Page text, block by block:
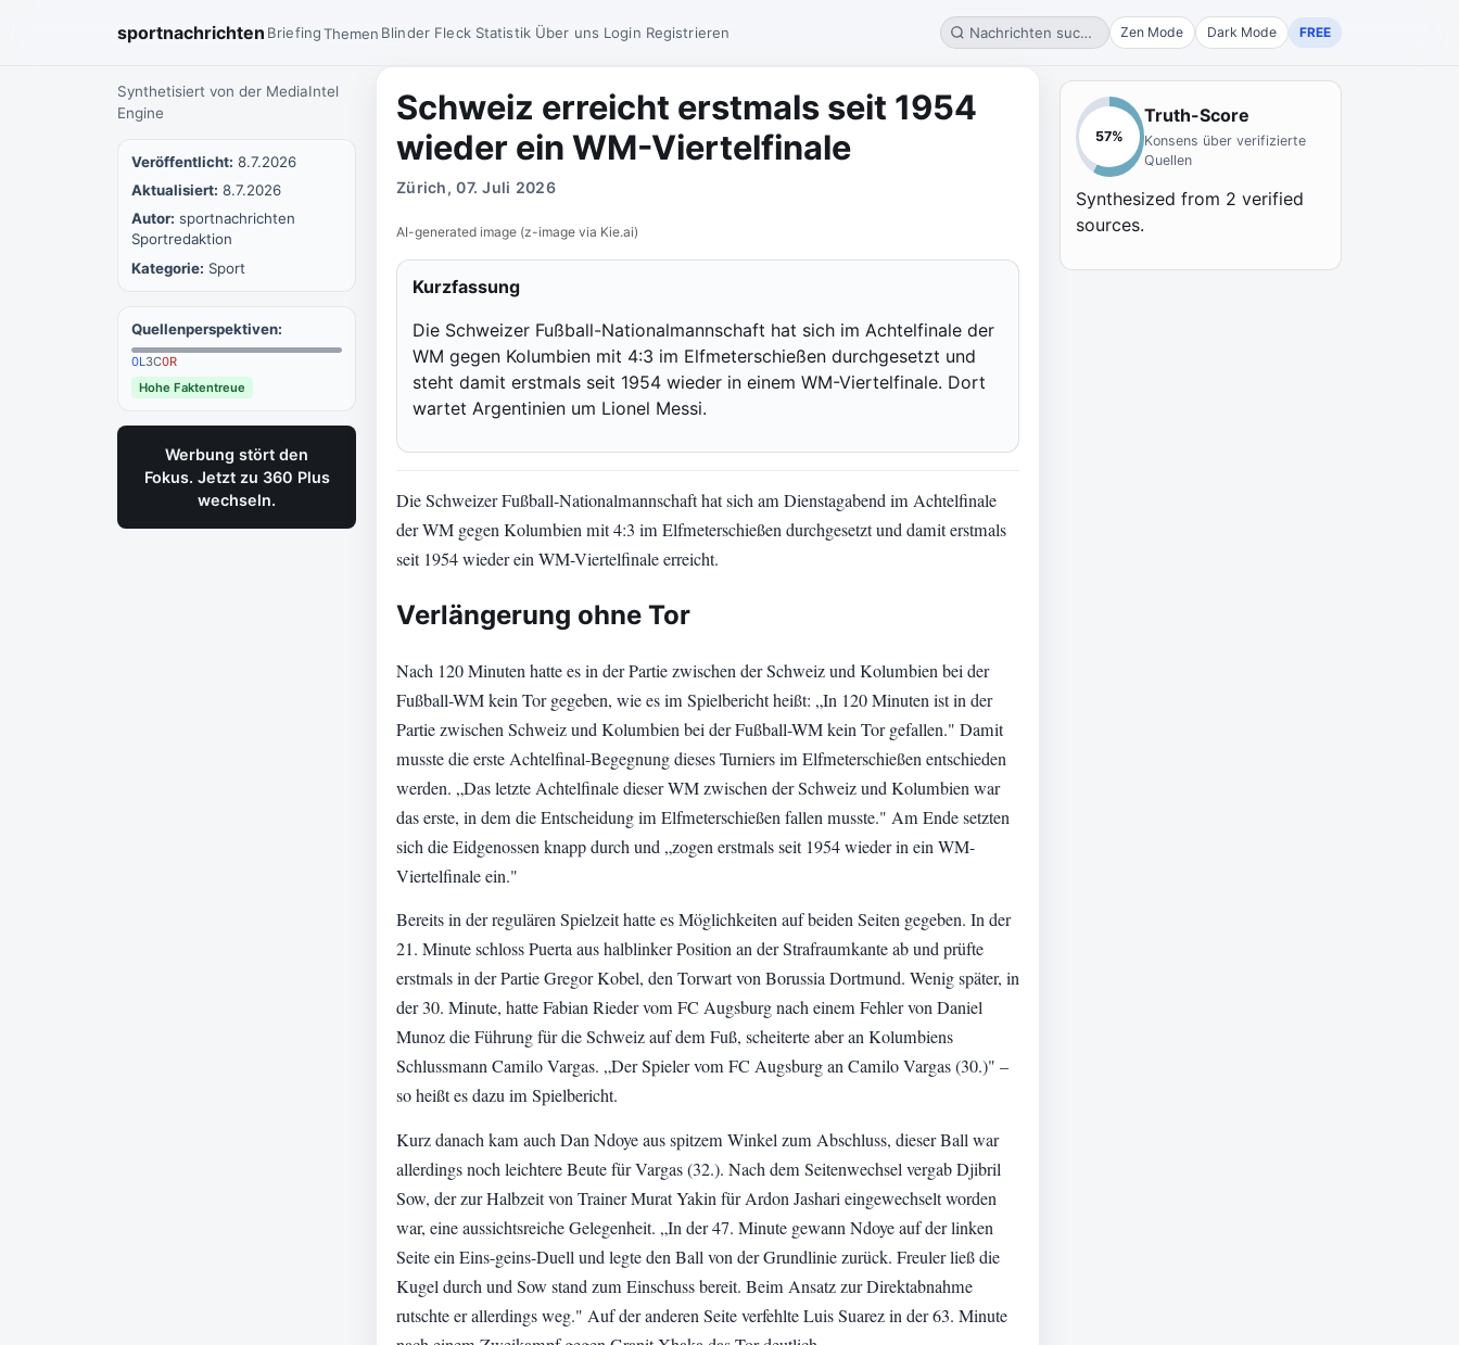
sportnachrichten BriefingThemen Blinder Fleck Statistik Über uns Login Registrieren Nachrichten suchen... Zen Mode Dark Mode FREE
Synthetisiert von der MediaIntel
Engine
Veröffentlicht: 8.7.2026
Aktualisiert: 8.7.2026
Autor: sportnachrichten
Sportredaktion
Kategorie: Sport
Quellenperspektiven:
0L3C0R
Hohe Faktentreue
Werbung stört den
Fokus. Jetzt zu 360 Plus
wechseln.
Schweiz erreicht erstmals seit 1954
wieder ein WM-Viertelfinale
Zürich, 07. Juli 2026
AI-generated image (z-image via Kie.ai)
Kurzfassung
Die Schweizer Fußball-Nationalmannschaft hat sich im Achtelfinale der
WM gegen Kolumbien mit 4:3 im Elfmeterschießen durchgesetzt und
steht damit erstmals seit 1954 wieder in einem WM-Viertelfinale. Dort
wartet Argentinien um Lionel Messi.
Die Schweizer Fußball-Nationalmannschaft hat sich am Dienstagabend im Achtelfinale
der WM gegen Kolumbien mit 4:3 im Elfmeterschießen durchgesetzt und damit erstmals
seit 1954 wieder ein WM-Viertelfinale erreicht.
Verlängerung ohne Tor
Nach 120 Minuten hatte es in der Partie zwischen der Schweiz und Kolumbien bei der
Fußball-WM kein Tor gegeben, wie es im Spielbericht heißt: „In 120 Minuten ist in der
Partie zwischen Schweiz und Kolumbien bei der Fußball-WM kein Tor gefallen." Damit
musste die erste Achtelfinal-Begegnung dieses Turniers im Elfmeterschießen entschieden
werden. „Das letzte Achtelfinale dieser WM zwischen der Schweiz und Kolumbien war
das erste, in dem die Entscheidung im Elfmeterschießen fallen musste." Am Ende setzten
sich die Eidgenossen knapp durch und „zogen erstmals seit 1954 wieder in ein WM-
Viertelfinale ein."
Bereits in der regulären Spielzeit hatte es Möglichkeiten auf beiden Seiten gegeben. In der
21. Minute schloss Puerta aus halblinker Position an der Strafraumkante ab und prüfte
erstmals in der Partie Gregor Kobel, den Torwart von Borussia Dortmund. Wenig später, in
der 30. Minute, hatte Fabian Rieder vom FC Augsburg nach einem Fehler von Daniel
Munoz die Führung für die Schweiz auf dem Fuß, scheiterte aber an Kolumbiens
Schlussmann Camilo Vargas. „Der Spieler vom FC Augsburg an Camilo Vargas (30.)" –
so heißt es dazu im Spielbericht.
Kurz danach kam auch Dan Ndoye aus spitzem Winkel zum Abschluss, dieser Ball war
allerdings noch leichtere Beute für Vargas (32.). Nach dem Seitenwechsel vergab Djibril
Sow, der zur Halbzeit von Trainer Murat Yakin für Ardon Jashari eingewechselt worden
war, eine aussichtsreiche Gelegenheit. „In der 47. Minute gewann Ndoye auf der linken
Seite ein Eins-geins-Duell und legte den Ball von der Grundlinie zurück. Freuler ließ die
Kugel durch und Sow stand zum Einschuss bereit. Beim Ansatz zur Direktabnahme
rutschte er allerdings weg." Auf der anderen Seite verfehlte Luis Suarez in der 63. Minute
57%
Truth-Score
Konsens über verifizierte
Quellen
Synthesized from 2 verified
sources.